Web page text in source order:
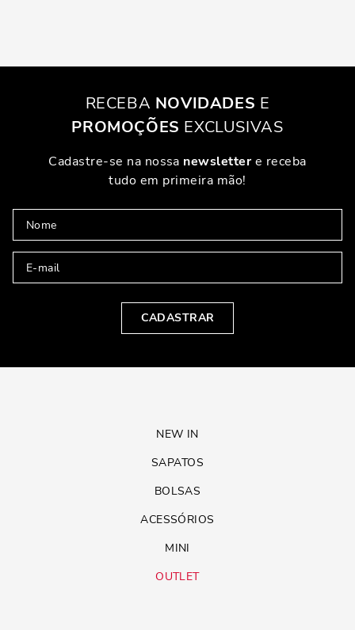
RECEBA NOVIDADES E
PROMOÇÕES EXCLUSIVAS
Cadastre-se na nossa newslettere receba
tudo em primeira mão!
CADASTRAR
NEW IN
SAPATOS
BOLSAS
ACESSÓRIOS
MINI
OUTLET